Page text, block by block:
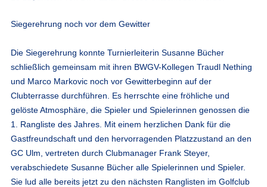
Siegerehrung noch vor dem Gewitter
Die Siegerehrung konnte Turnierleiterin Susanne Bücher
schließlich gemeinsam mit ihren BWGV-Kollegen Traudl Nething
und Marco Markovic noch vor Gewitterbeginn auf der
Clubterrasse durchführen. Es herrschte eine fröhliche und
gelöste Atmosphäre, die Spieler und Spielerinnen genossen die
1. Rangliste des Jahres. Mit einem herzlichen Dank für die
Gastfreundschaft und den hervorragenden Platzzustand an den
GC Ulm, vertreten durch Clubmanager Frank Steyer,
verabschiedete Susanne Bücher alle Spielerinnen und Spieler.
Sie lud alle bereits jetzt zu den nächsten Ranglisten im Golfclub